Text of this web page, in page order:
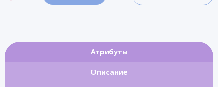
Атрибуты
Описание